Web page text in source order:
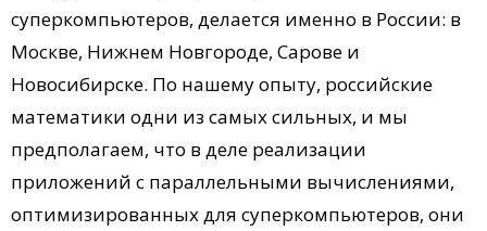
суперкомпьютеров, делается именно в России: в
Москве, Нижнем Новгороде, Сарове и
Новосибирске. По нашему опыту, российские
математики одни из самых сильных, и мы
предполагаем, что в деле реализации
приложений с параллельными вычислениями,
оптимизированных для суперкомпьютеров, они